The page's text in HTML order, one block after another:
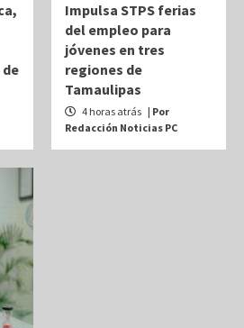
Impulsa STPS ferias
del empleo para
jóvenes en tres
regiones de
Tamaulipas
4 horas atrás | Por
Redacción Noticias PC